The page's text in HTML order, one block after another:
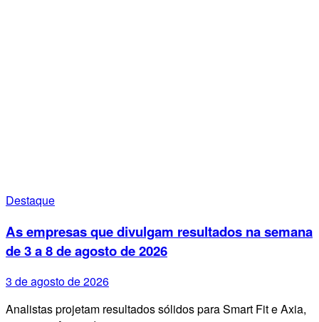
Destaque
As empresas que divulgam resultados na semana
de 3 a 8 de agosto de 2026
3 de agosto de 2026
Analistas projetam resultados sólidos para Smart Fit e Axia,